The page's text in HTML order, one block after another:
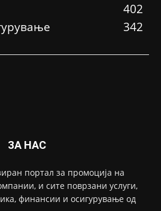
402
342
ЗА НАС
портал за промоција на
и сите поврзани услуги,
финансии и осигурување од